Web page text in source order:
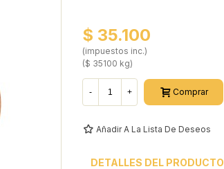
$ 35.100
(impuestos inc.)
($ 35100 kg)
- + Comprar
Añadir A La Lista De Deseos
DETALLES DEL PRODUCTO